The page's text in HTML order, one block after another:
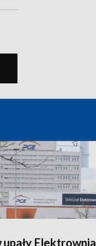
upały Elektrownia